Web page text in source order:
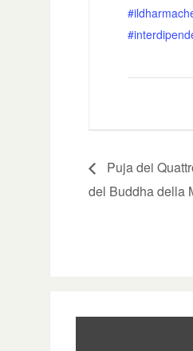
Puja dei
del Buddha della